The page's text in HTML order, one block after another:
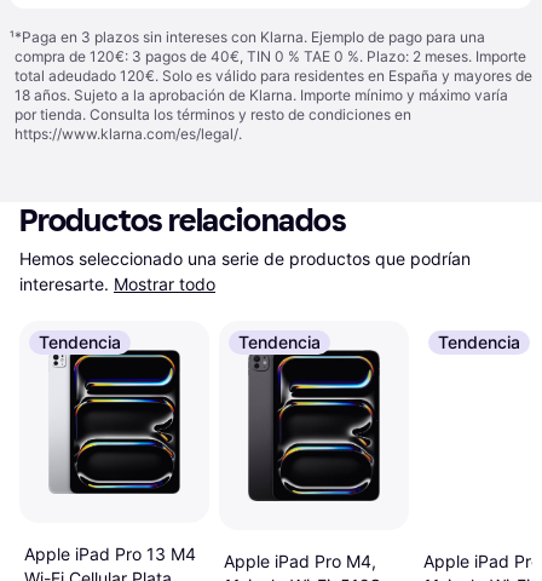
¹*Paga en 3 plazos sin intereses con Klarna. Ejemplo de pago para una
compra de 120€: 3 pagos de 40€, TIN 0 % TAE 0 %. Plazo: 2 meses. Importe
total adeudado 120€. Solo es válido para residentes en España y mayores de
18 años. Sujeto a la aprobación de Klarna. Importe mínimo y máximo varía
por tienda. Consulta los términos y resto de condiciones en
https://www.klarna.com/es/legal/.
Productos relacionados
Hemos seleccionado una serie de productos que podrían
interesarte. Mostrar todo
Tendencia
Apple iPad Pro 13 M4
Tendencia
Apple iPad Pro M4,
Tendencia
Apple iPad